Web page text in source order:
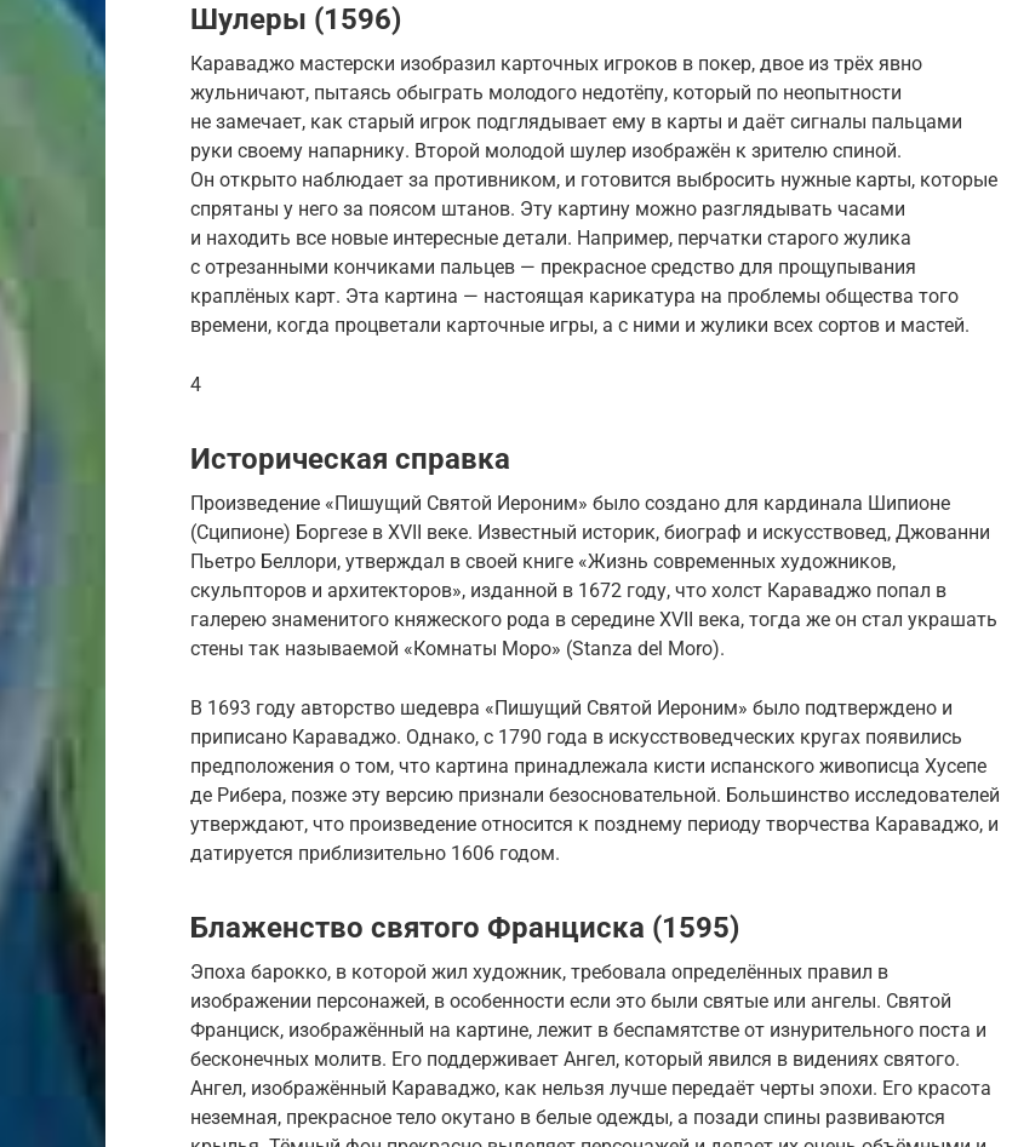
Шулеры (1596)
Караваджо мастерски изобразил карточных игроков в покер, двое из трёх явно
жульничают, пытаясь обыграть молодого недотёпу, который по неопытности
не замечает, как старый игрок подглядывает ему в карты и даёт сигналы пальцами
руки своему напарнику. Второй молодой шулер изображён к зрителю спиной.
Он открыто наблюдает за противником, и готовится выбросить нужные карты, которые
спрятаны у него за поясом штанов. Эту картину можно разглядывать часами
и находить все новые интересные детали. Например, перчатки старого жулика
с отрезанными кончиками пальцев — прекрасное средство для прощупывания
краплёных карт. Эта картина — настоящая карикатура на проблемы общества того
времени, когда процветали карточные игры, а с ними и жулики всех сортов и мастей.
4
Историческая справка
Произведение «Пишущий Святой Иероним» было создано для кардинала Шипионе
(Сципионе) Боргезе в XVII веке. Известный историк, биограф и искусствовед, Джованни
Пьетро Беллори, утверждал в своей книге «Жизнь современных художников,
скульпторов и архитекторов», изданной в 1672 году, что холст Караваджо попал в
галерею знаменитого княжеского рода в середине XVII века, тогда же он стал украшать
стены так называемой «Комнаты Моро» (Stanza del Moro).
В 1693 году авторство шедевра «Пишущий Святой Иероним» было подтверждено и
приписано Караваджо. Однако, с 1790 года в искусствоведческих кругах появились
предположения о том, что картина принадлежала кисти испанского живописца Хусепе
де Рибера, позже эту версию признали безосновательной. Большинство исследователей
утверждают, что произведение относится к позднему периоду творчества Караваджо, и
датируется приблизительно 1606 годом.
Блаженство святого Франциска (1595)
Эпоха барокко, в которой жил художник, требовала определённых правил в
изображении персонажей, в особенности если это были святые или ангелы. Святой
Франциск, изображённый на картине, лежит в беспамятстве от изнурительного поста и
бесконечных молитв. Его поддерживает Ангел, который явился в видениях святого.
Ангел, изображённый Караваджо, как нельзя лучше передаёт черты эпохи. Его красота
неземная, прекрасное тело окутано в белые одежды, а позади спины развиваются